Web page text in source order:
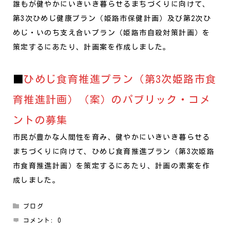
誰もが健やかにいきいき暮らせるまちづくりに向けて、
第3次ひめじ健康プラン（姫路市保健計画）及び第2次ひ
めじ・いのち支え合いプラン（姫路市自殺対策計画）を
策定するにあたり、計画案を作成しました。
ひめじ食育推進プラン（第3次姫路市食
育推進計画）（案）のパブリック・コメ
ントの募集
市民が豊かな人間性を育み、健やかにいきいき暮らせる
まちづくりに向けて、ひめじ食育推進プラン（第3次姫路
市食育推進計画）を策定するにあたり、計画の素案を作
成しました。
ブログ
コメント:0